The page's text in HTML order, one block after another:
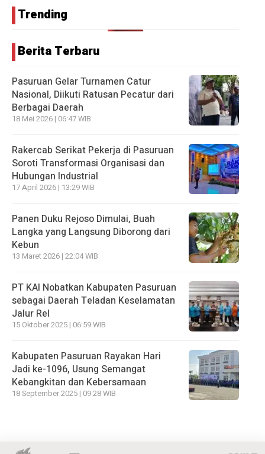
Trending
Berita Terbaru
Pasuruan Gelar Turnamen Catur
Nasional, Diikuti Ratusan Pecatur dari
Berbagai Daerah
18 Mei 2026 | 06:47 WIB
Rakercab Serikat Pekerja di Pasuruan
Soroti Transformasi Organisasi dan
Hubungan Industrial
17 April 2026 | 13:29 WIB
Panen Duku Rejoso Dimulai, Buah
Langka yang Langsung Diborong dari
Kebun
13 Maret 2026 | 22:04 WIB
PT KAI Nobatkan Kabupaten Pasuruan
sebagai Daerah Teladan Keselamatan
Jalur Rel
15 Oktober 2025 | 06:59 WIB
Kabupaten Pasuruan Rayakan Hari
Jadi ke-1096, Usung Semangat
Kebangkitan dan Kebersamaan
18 September 2025 | 09:28 WIB